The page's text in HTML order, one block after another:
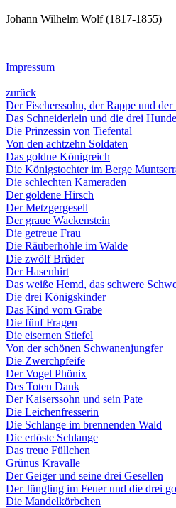
Johann Wilhelm Wolf (1817-1855)
Impressum
zurück
Der Fischerssohn, der Rappe und der
Das Schneiderlein und die drei Hunde
Die Prinzessin von Tiefental
Von den achtzehn Soldaten
Das goldne Königreich
Die Königstochter im Berge
Die schlechten Kameraden
Der goldene Hirsch
Der Metzgergesell
Der graue Wackenstein
Die getreue Frau
Die Räuberhöhle im Walde
Die zwölf Brüder
Der Hasenhirt
Das weiße Hemd, das schwere
Die drei Königskinder
Das Kind vom Grabe
Die fünf Fragen
Die eisernen Stiefel
Von der schönen Schwanenjungfer
Die Zwerchpfeife
Der Vogel Phönix
Des Toten Dank
Der Kaiserssohn und sein Pate
Die Leichenfresserin
Die Schlange im brennenden Wald
Die erlöste Schlange
Das treue Füllchen
Grünus Kravalle
Der Geiger und seine drei Gesellen
Der Jüngling im Feuer und die drei
Die Mandelkörbchen